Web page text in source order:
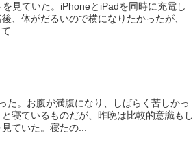
見ていた。iPhoneとiPadを同時に充電し
、体がだるいので横になりたかったが、
...
た。お腹が満腹になり、しばらく苦しかっ
寝ているものだが、昨晩は比較的意識もし
ていた。寝たの...